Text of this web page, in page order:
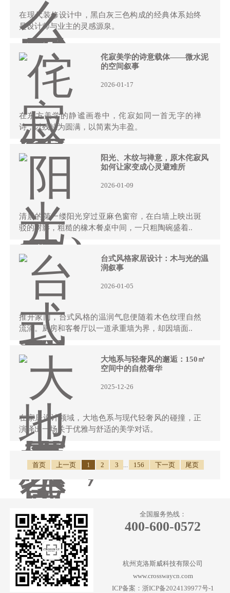
在现代装修设计中，黑白灰三色构成的经典体系始终
是设计师与业主的灵感源泉。
侘寂美学的诗意载体——微水泥
的空间叙事
2026-01-17
在东方美学的静谧画卷中，侘寂如同一首无字的禅
诗，以残缺为圆满，以简素为丰盈。
阳光、木纹与禅意，原木侘寂风
如何让家变成心灵避难所
2026-01-09
清晨的第一缕阳光穿过亚麻色窗帘，在白墙上映出斑
驳的树影，粗糙的橡木餐桌中间，一只粗陶碗盛着..
台式风格家居设计：木与光的温
润叙事
2026-01-05
推开家门，台式风格的温润气息便随着木色纹理自然
流淌。厨房和客餐厅以一道承重墙为界，却因墙面..
大地系与轻奢风的邂逅：150㎡
空间中的自然奢华
2025-12-26
在家居设计领域，大地色系与现代轻奢风的碰撞，正
演绎出一场关于优雅与舒适的美学对话。
首页 上一页 1 2 3 156 下一页 尾页
全国服务热线：
400-600-0572
杭州克洛斯威科技有限公司
www.crosswaycn.com
ICP备案：浙ICP备2024139977号-1